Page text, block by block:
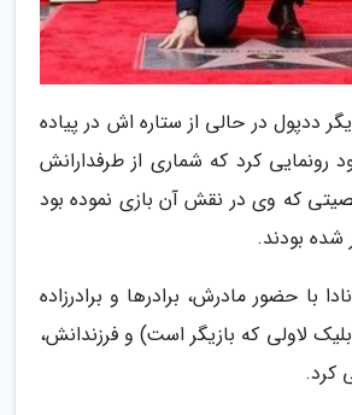
ددپول در حالی از ستاره اش در پیاده
رونمایی کرد که شماری از طرفدارانش
که وی در نقش آن بازی نموده بود
شده بودند.
با حضور مادرش، برادرها و برادرزاده
لاولی که بازیگر است) و فرزندانش،
کرد.